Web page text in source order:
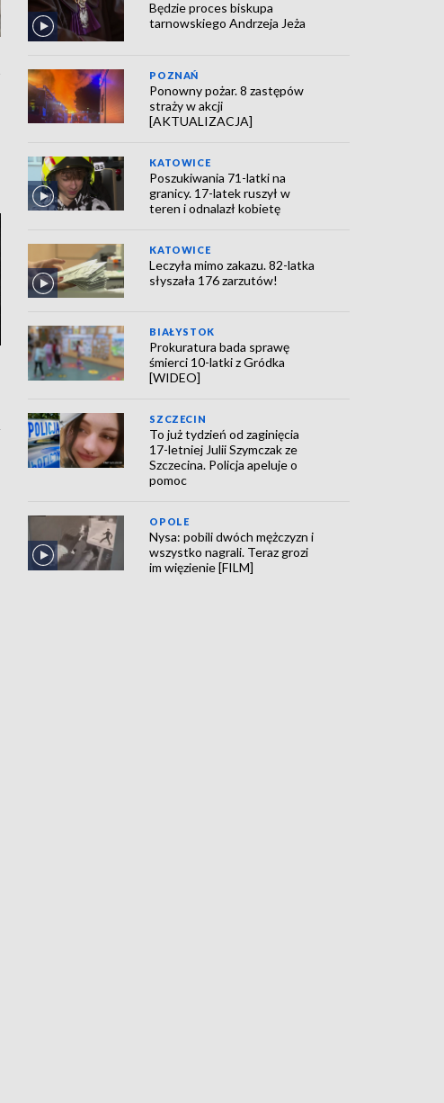
Będzie proces biskupa
tarnowskiego Andrzeja Jeża
POZNAŃ
Ponowny pożar. 8 zastępów
straży w akcji
[AKTUALIZACJA]
KATOWICE
Poszukiwania 71-latki na
granicy. 17-latek ruszył w
teren i odnalazł kobietę
KATOWICE
Leczyła mimo zakazu. 82-latka
słyszała 176 zarzutów!
BIAŁYSTOK
Prokuratura bada sprawę
śmierci 10-latki z Gródka
[WIDEO]
SZCZECIN
To już tydzień od zaginięcia
17-letniej Julii Szymczak ze
Szczecina. Policja apeluje o
pomoc
OPOLE
Nysa: pobili dwóch mężczyzn i
wszystko nagrali. Teraz grozi
im więzienie [FILM]